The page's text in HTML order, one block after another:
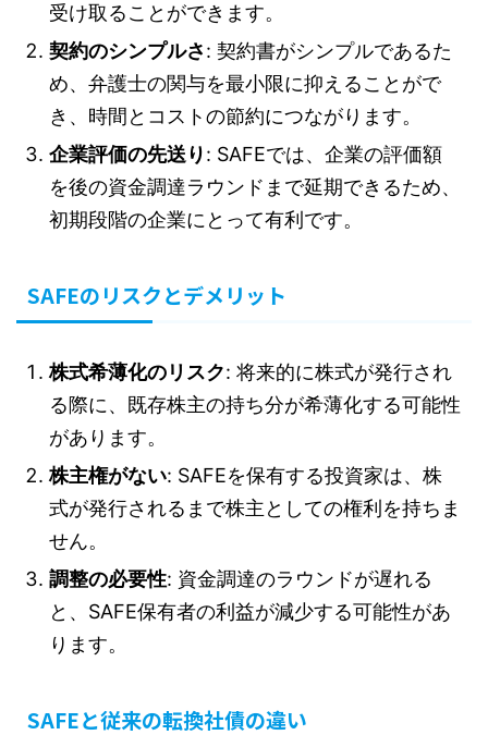
受け取ることができます。
契約のシンプルさ: 契約書がシンプルであるた
め、弁護士の関与を最小限に抑えることがで
き、時間とコストの節約につながります。
企業評価の先送り: SAFEでは、企業の評価額
を後の資金調達ラウンドまで延期できるため、
初期段階の企業にとって有利です。
SAFEのリスクとデメリット
株式希薄化のリスク: 将来的に株式が発行され
る際に、既存株主の持ち分が希薄化する可能性
があります。
株主権がない: SAFEを保有する投資家は、株
式が発行されるまで株主としての権利を持ちま
せん。
調整の必要性: 資金調達のラウンドが遅れる
と、SAFE保有者の利益が減少する可能性があ
ります。
SAFEと従来の転換社債の違い